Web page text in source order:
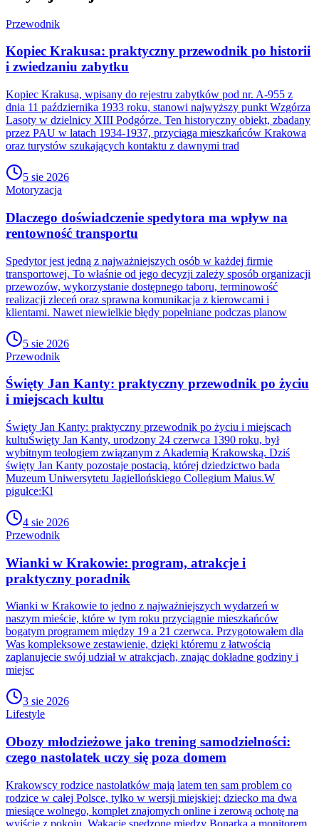
Przewodnik
Kopiec Krakusa: praktyczny przewodnik po historii
i zwiedzaniu zabytku
Kopiec Krakusa, wpisany do rejestru zabytków pod nr. A-955 z
dnia 11 października 1933 roku, stanowi najwyższy punkt Wzgórza
Lasoty w dzielnicy XIII Podgórze. Ten historyczny obiekt, zbadany
przez PAU w latach 1934-1937, przyciąga mieszkańców Krakowa
oraz turystów szukających kontaktu z dawnymi trad
5 sie 2026
Motoryzacja
Dlaczego doświadczenie spedytora ma wpływ na
rentowność transportu
Spedytor jest jedną z najważniejszych osób w każdej firmie
transportowej. To właśnie od jego decyzji zależy sposób organizacji
przewozów, wykorzystanie dostępnego taboru, terminowość
realizacji zleceń oraz sprawna komunikacja z kierowcami i
klientami. Nawet niewielkie błędy popełniane podczas planow
5 sie 2026
Przewodnik
Święty Jan Kanty: praktyczny przewodnik po życiu
i miejscach kultu
Święty Jan Kanty: praktyczny przewodnik po życiu i miejscach
kultuŚwięty Jan Kanty, urodzony 24 czerwca 1390 roku, był
wybitnym teologiem związanym z Akademią Krakowską. Dziś
święty Jan Kanty pozostaje postacią, której dziedzictwo bada
Muzeum Uniwersytetu Jagiellońskiego Collegium Maius.W
pigułce:Kl
4 sie 2026
Przewodnik
Wianki w Krakowie: program, atrakcje i
praktyczny poradnik
Wianki w Krakowie to jedno z najważniejszych wydarzeń w
naszym mieście, które w tym roku przyciągnie mieszkańców
bogatym programem między 19 a 21 czerwca. Przygotowałem dla
Was kompleksowe zestawienie, dzięki któremu z łatwością
zaplanujecie swój udział w atrakcjach, znając dokładne godziny i
miejsc
3 sie 2026
Lifestyle
Obozy młodzieżowe jako trening samodzielności:
czego nastolatek uczy się poza domem
Krakowscy rodzice nastolatków mają latem ten sam problem co
rodzice w całej Polsce, tylko w wersji miejskiej: dziecko ma dwa
miesiące wolnego, komplet znajomych online i zerową ochotę na
wyjście z pokoju. Wakacje spędzone między Bonarką a monitorem